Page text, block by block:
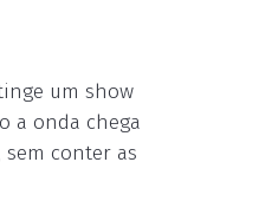
um show
a onda chega
sem conter as